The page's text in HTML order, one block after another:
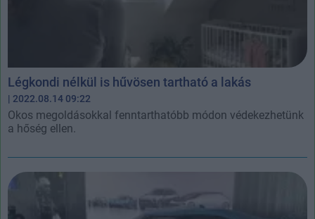
Légkondi nélkül is hűvösen tartható a lakás
| 2022.08.14 09:22
Okos megoldásokkal fenntarthatóbb módon védekezhetünk
a hőség ellen.